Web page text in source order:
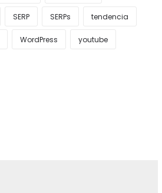
SERP SERPs tendencia
WordPress youtube